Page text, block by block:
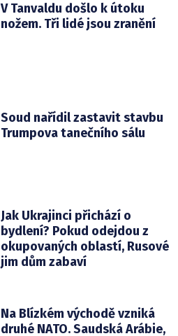
V Tanvaldu došlo k útoku
nožem. Tři lidé jsou zranění
Soud nařídil zastavit stavbu
Trumpova tanečního sálu
Jak Ukrajinci přichází o
bydlení? Pokud odejdou z
okupovaných oblastí, Rusové
jim dům zabaví
Na Blízkém východě vzniká
druhé NATO. Saudská Arábie,